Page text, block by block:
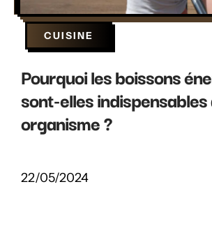
CUISINE
Pourquoi les boissons
sont-elles
organisme ?
22/05/2024